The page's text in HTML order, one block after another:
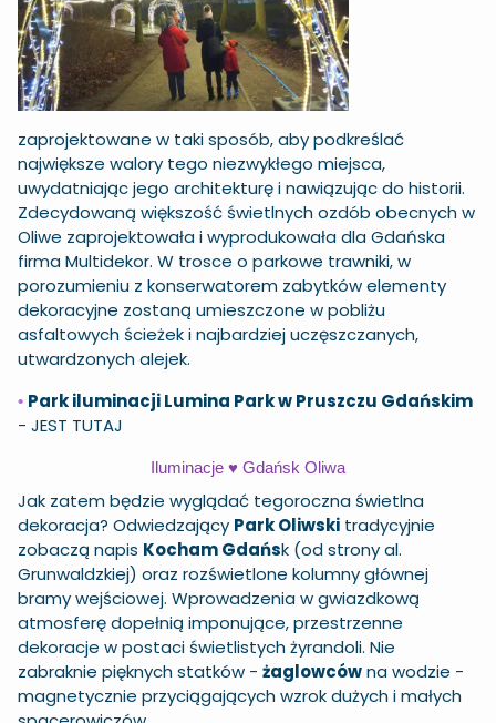
zaprojektowane w taki sposób, aby podkreślać
największe walory tego niezwykłego miejsca,
uwydatniając jego architekturę i nawiązując do historii.
Zdecydowaną większość świetlnych ozdób obecnych w
Oliwe zaprojektowała i wyprodukowała dla Gdańska
firma Multidekor. W trosce o parkowe trawniki, w
porozumieniu z konserwatorem zabytków elementy
dekoracyjne zostaną umieszczone w pobliżu
asfaltowych ścieżek i najbardziej uczęszczanych,
utwardzonych alejek.
• Park iluminacjiLumina Park w Pruszczu Gdańskim
- JEST TUTAJ
Iluminacje ♥️ Gdańsk Oliwa
Jak zatem będzie wyglądać tegoroczna świetlna
dekoracja? Odwiedzający Park Oliwski tradycyjnie
zobaczą napis Kocham Gdańsk (od strony al.
Grunwaldzkiej) oraz rozświetlone kolumny głównej
bramy wejściowej. Wprowadzenia w gwiazdkową
atmosferę dopełnią imponujące, przestrzenne
dekoracje w postaci świetlistych żyrandoli. Nie
zabraknie pięknych statków - żaglowcówna wodzie -
magnetycznie przyciągających wzrok dużych i małych